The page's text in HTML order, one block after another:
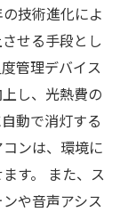
より良い暮
技術進化によ
せる手段とし
管理デバイス
し、光熱費の
動で消灯する
ンは、環境に
す。 また、ス
や音声アシス